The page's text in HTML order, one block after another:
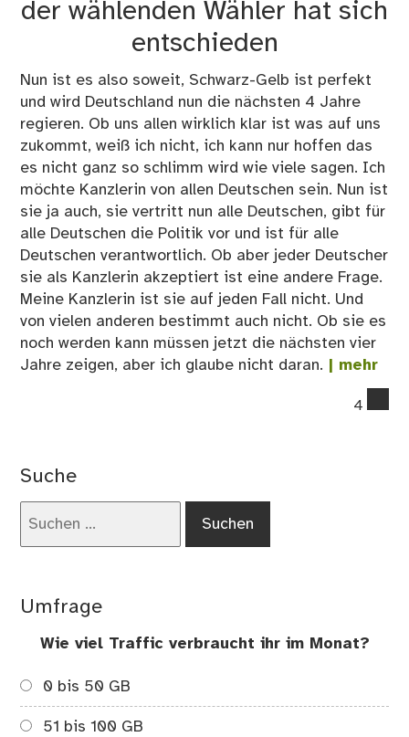
der wählenden Wähler hat sich
entschieden
Nun ist es also soweit, Schwarz-Gelb ist perfekt
und wird Deutschland nun die nächsten 4 Jahre
regieren. Ob uns allen wirklich klar ist was auf uns
zukommt, weiß ich nicht, ich kann nur hoffen das
es nicht ganz so schlimm wird wie viele sagen. Ich
möchte Kanzlerin von allen Deutschen sein. Nun ist
sie ja auch, sie vertritt nun alle Deutschen, gibt für
alle Deutschen die Politik vor und ist für alle
Deutschen verantwortlich. Ob aber jeder Deutscher
sie als Kanzlerin akzeptiert ist eine andere Frage.
Meine Kanzlerin ist sie auf jeden Fall nicht. Und
von vielen anderen bestimmt auch nicht. Ob sie es
noch werden kann müssen jetzt die nächsten vier
Jahre zeigen, aber ich glaube nicht daran. | mehr
4
Suche
Umfrage
Wie viel Traffic verbraucht ihr im Monat?
0 bis 50 GB
51 bis 100 GB